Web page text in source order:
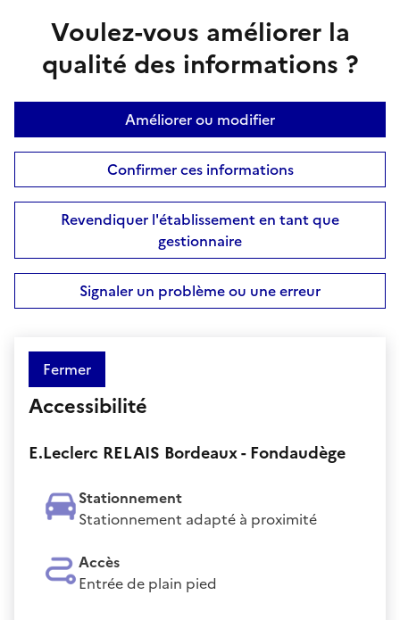
Voulez-vous améliorer la
qualité des informations ?
Améliorer ou modifier
Confirmer ces informations
Revendiquer l'établissement en tant que
gestionnaire
Signaler un problème ou une erreur
Fermer
Accessibilité
E.Leclerc RELAIS Bordeaux - Fondaudège
Stationnement
Stationnement adapté à proximité
Accès
Entrée de plain pied